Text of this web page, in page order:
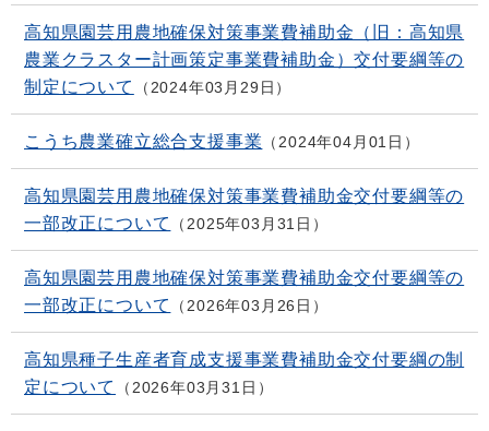
高知県園芸用農地確保対策事業費補助金（旧：高知県
農業クラスター計画策定事業費補助金）交付要綱等の
制定について
2024年03月29日
こうち農業確立総合支援事業 2024年04月01日
高知県園芸用農地確保対策事業費補助金交付要綱等の
一部改正について
2025年03月31日
高知県園芸用農地確保対策事業費補助金交付要綱等の
一部改正について
2026年03月26日
高知県種子生産者育成支援事業費補助金交付要綱の制
定について
2026年03月31日